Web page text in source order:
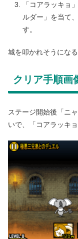
「コアラッキョ
ルダー」を当て
す。
城を叩かれそうにな
クリア手順画
ステージ開始後「ニ
いで、「コアラッキ